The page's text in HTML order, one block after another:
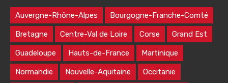
Auvergne-Rhône-Alpes Bourgogne-Franche-Comté
Bretagne Centre-Val de Loire Corse Grand Est
Guadeloupe Hauts-de-France Martinique
Normandie Nouvelle-Aquitaine Occitanie